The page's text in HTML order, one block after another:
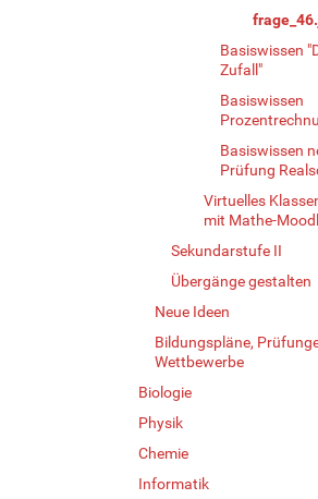
Basiswissen
Zufall"
Basiswissen
Basiswissen
Prüfung
Virtuelles
mit Mathe-
Sekundarstufe II
Übergänge gestalten
Neue Ideen
Bildungspläne,
Wettbewerbe
Biologie
Physik
Chemie
Informatik